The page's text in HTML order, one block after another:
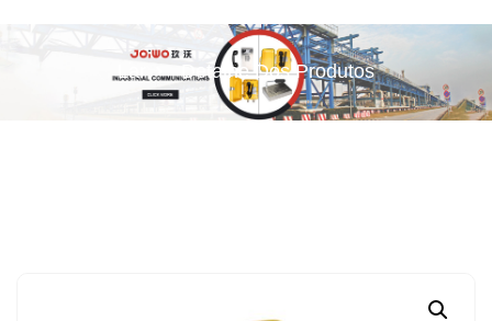
Lar Detalhe Dos Produtos